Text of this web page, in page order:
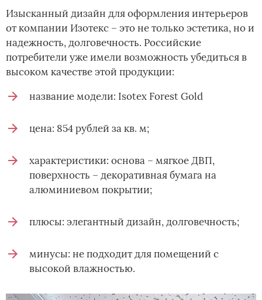
Изысканный дизайн для оформления интерьеров
от компании Изотекс – это не только эстетика, но и
надежность, долговечность. Российские
потребители уже имели возможность убедиться в
высоком качестве этой продукции:
название модели: Isotex Forest Gold
цена: 854 рублей за кв. м;
характеристики: основа – мягкое ДВП,
поверхность – декоративная бумага на
алюминиевом покрытии;
плюсы: элегантный дизайн, долговечность;
минусы: не подходит для помещений с
высокой влажностью.